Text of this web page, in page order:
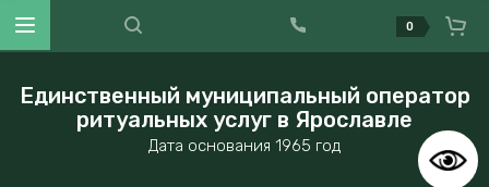
Единственный муниципальный оператор
ритуальных услуг в Ярославле
Дата основания 1965 год
0